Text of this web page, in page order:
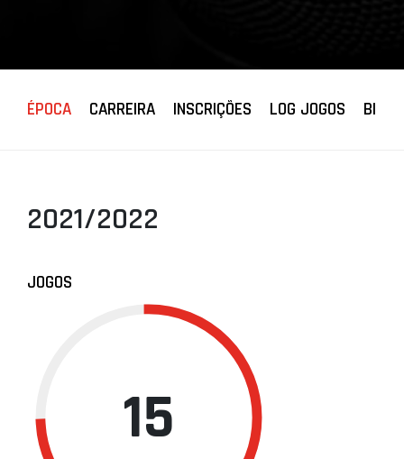
ÉPOCA CARREIRA INSCRIÇÕES LOG JOGOS
2021/2022
JOGOS
15